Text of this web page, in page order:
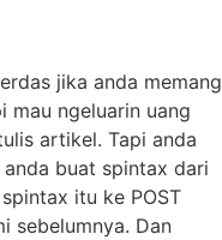
jika anda memang
mau ngeluarin uang
artikel. Tapi anda
buat spintax dari
itu ke POST
sebelumnya. Dan